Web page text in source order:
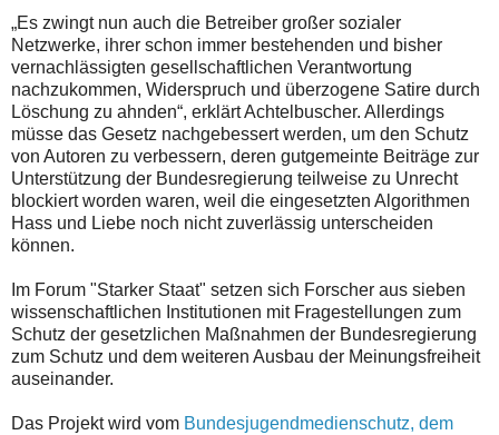
„Es zwingt nun auch die Betreiber großer sozialer
Netzwerke, ihrer schon immer bestehenden und bisher
vernachlässigten gesellschaftlichen Verantwortung
nachzukommen, Widerspruch und überzogene Satire durch
Löschung zu ahnden“, erklärt Achtelbuscher. Allerdings
müsse das Gesetz nachgebessert werden, um den Schutz
von Autoren zu verbessern, deren gutgemeinte Beiträge zur
Unterstützung der Bundesregierung teilweise zu Unrecht
blockiert worden waren, weil die eingesetzten Algorithmen
Hass und Liebe noch nicht zuverlässig unterscheiden
können.
Im Forum "Starker Staat" setzen sich Forscher aus sieben
wissenschaftlichen Institutionen mit Fragestellungen zum
Schutz der gesetzlichen Maßnahmen der Bundesregierung
zum Schutz und dem weiteren Ausbau der Meinungsfreiheit
auseinander.
Das Projekt wird vom Bundesjugendmedienschutz, dem